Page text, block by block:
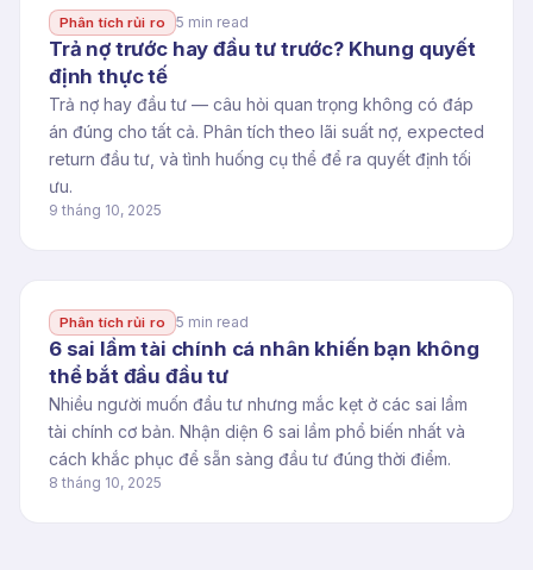
Phân tích rủi ro 5 min read
Trả nợ trước hay đầu tư trước? Khung quyết
định thực tế
Trả nợ hay đầu tư — câu hỏi quan trọng không có đáp
án đúng cho tất cả. Phân tích theo lãi suất nợ, expected
return đầu tư, và tình huống cụ thể để ra quyết định tối
ưu.
9 tháng 10, 2025
Phân tích rủi ro 5 min read
6 sai lầm tài chính cá nhân khiến bạn không
thể bắt đầu đầu tư
Nhiều người muốn đầu tư nhưng mắc kẹt ở các sai lầm
tài chính cơ bản. Nhận diện 6 sai lầm phổ biến nhất và
cách khắc phục để sẵn sàng đầu tư đúng thời điểm.
8 tháng 10, 2025